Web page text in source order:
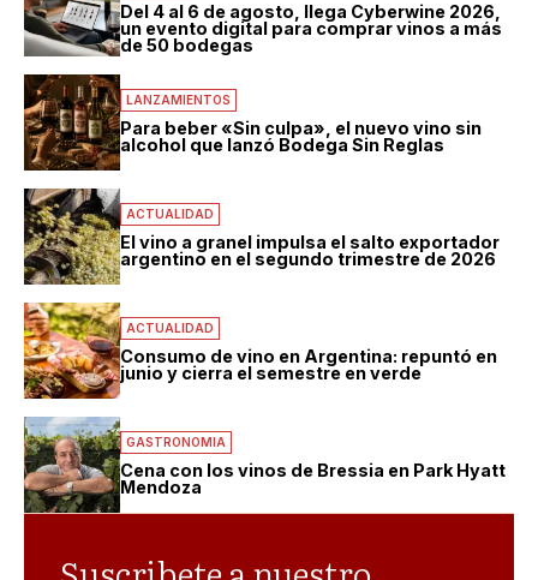
Del 4 al 6 de agosto, llega Cyberwine 2026,
un evento digital para comprar vinos a más
de 50 bodegas
LANZAMIENTOS
Para beber «Sin culpa», el nuevo vino sin
alcohol que lanzó Bodega Sin Reglas
ACTUALIDAD
El vino a granel impulsa el salto exportador
argentino en el segundo trimestre de 2026
ACTUALIDAD
Consumo de vino en Argentina: repuntó en
junio y cierra el semestre en verde
GASTRONOMIA
Cena con los vinos de Bressia en Park Hyatt
Mendoza